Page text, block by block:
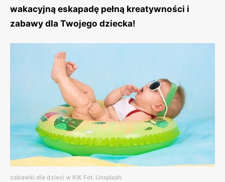
wakacyjną eskapadę pełną kreatywności i
zabawy dla Twojego dziecka!
zabawki dla dzieci w KIK Fot. Unsplash